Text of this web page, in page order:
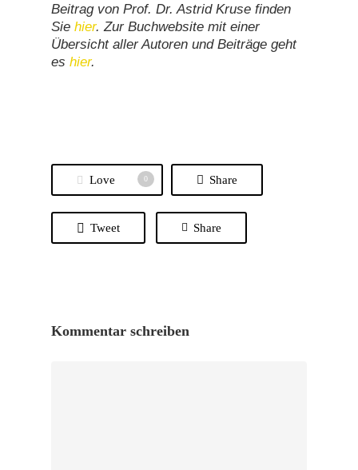
Beitrag von Prof. Dr. Astrid Kruse finden
Siehier.Zur Buchwebsite mit einer
Übersicht aller Autoren und Beiträge geht
eshier.
Love 0 Share
Tweet Share
Kommentar schreiben